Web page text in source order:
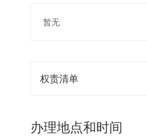
暂无
权责清单
办理地点和时间